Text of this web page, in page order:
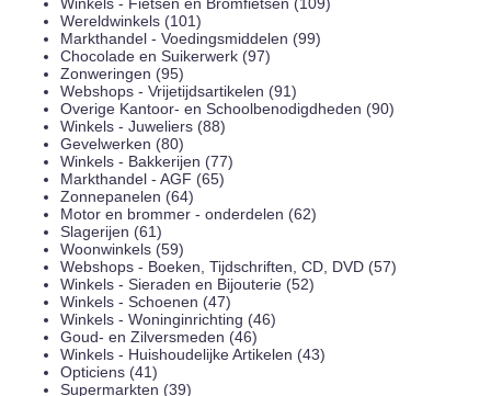
Wereldwinkels (101)
Markthandel - Voedingsmiddelen (99)
Chocolade en Suikerwerk (97)
Zonweringen (95)
Webshops - Vrijetijdsartikelen (91)
Overige Kantoor- en Schoolbenodigdheden (90)
Winkels - Juweliers (88)
Gevelwerken (80)
Winkels - Bakkerijen (77)
Markthandel - AGF (65)
Zonnepanelen (64)
Motor en brommer - onderdelen (62)
Slagerijen (61)
Woonwinkels (59)
Webshops - Boeken, Tijdschriften, CD, DVD (57)
Winkels - Sieraden en Bijouterie (52)
Winkels - Schoenen (47)
Winkels - Woninginrichting (46)
Goud- en Zilversmeden (46)
Winkels - Huishoudelijke Artikelen (43)
Opticiens (41)
Supermarkten (39)